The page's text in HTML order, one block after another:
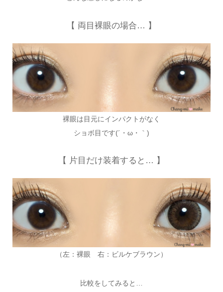
【 両目裸眼の場合… 】
裸眼は目元にインパクトがなく
ショボ目です(´・ω・｀)
【 片目だけ装着すると… 】
（左：裸眼 右：ビルケブラウン）
比較をしてみると…